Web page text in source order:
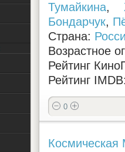
Тумайкина,
Бондарчук,
Страна:
Возрастное
Рейтинг
Рейтинг
0